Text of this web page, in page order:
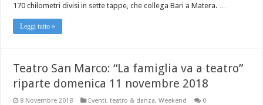
170 chilometri divisi in sette tappe, che collega Bari a Matera. …
Leggi tutto »
Teatro San Marco: “La famiglia va a teatro”
riparte domenica 11 novembre 2018
8 Novembre 2018 Eventi,teatro & danza,Weekend 0